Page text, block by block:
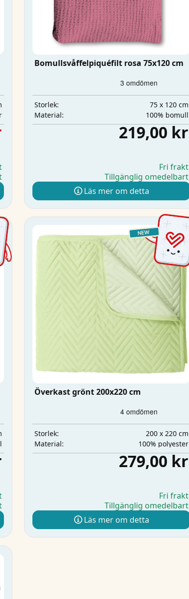
Bomullsvåffelpiquéfilt rosa 75x120 cm
Storlek:
75 x 120 cm
Material:
100% bomull
219,00 kr
Fri frakt
Tillgänglig omedelbart
Läs mer om detta
Överkast grönt 200x220 cm
Storlek:
200 x 220 cm
Material:
100% polyester
279,00 kr
Fri frakt
Tillgänglig omedelbart
Läs mer om detta